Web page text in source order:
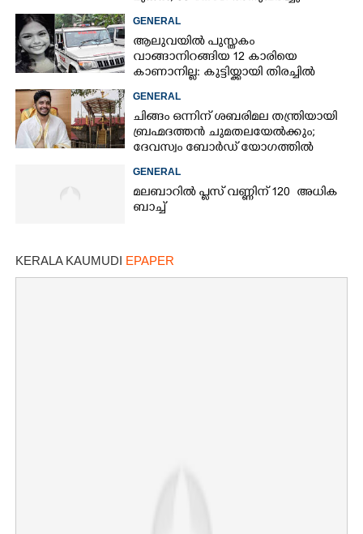
GENERAL
ആലുവയിൽ പുസ്തകം
വാങ്ങാനിറങ്ങിയ 12 കാരിയെ
കാണാനില്ല: കുട്ടിയ്ക്കായി തിരച്ചിൽ
GENERAL
ചിങ്ങം ഒന്നിന് ശബരിമല തന്ത്രിയായി
ബ്രഹ്മദത്തൻ ചുമതലയേൽക്കും;
ദേവസ്വം ബോർഡ് യോഗത്തിൽ
GENERAL
മലബാറിൽ പ്ലസ് വണ്ണിന് 120 അധിക
ബാച്ച്
KERALA KAUMUDI EPAPER